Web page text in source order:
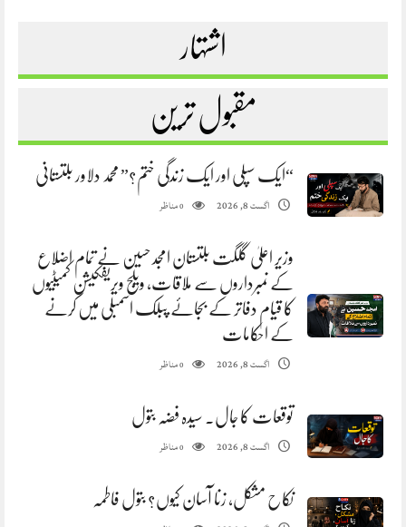
اشتہار
مقبول ترین
“ایک سپلی اور ایک زندگی ختم؟” محمد دلاور بلتستانی
اگست 8, 2026 0مناظر
وزیر اعلیٰ گلگت بلتستان امجد حسین نے تمام اضلاع
کے نمبرداروں سے ملاقات، ویلج ویریفکیشن کمیٹیوں
کا قیام دفاتر کے بجائے پبلک اسمبلی میں کرنے
کے احکامات
اگست 8, 2026 0مناظر
توقعات کا جال. سیدہ فضہ بتول
اگست 8, 2026 0مناظر
نکاح مشکل، زنا آسان کیوں؟ بتول فاطمہ